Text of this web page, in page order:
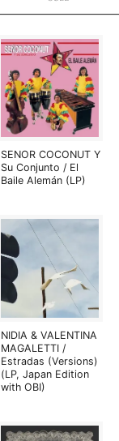
SENOR COCONUT Y
Su Conjunto / El
Baile Alemán (LP)
NIDIA & VALENTINA
MAGALETTI /
Estradas (Versions)
(LP, Japan Edition
with OBI)